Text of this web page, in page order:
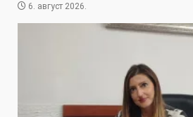
6. август 2026.